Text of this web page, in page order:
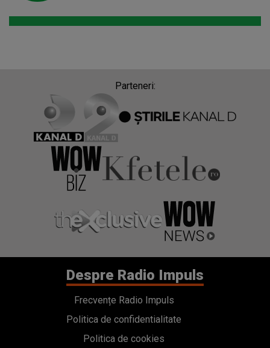
Parteneri:
Despre Radio Impuls
Frecvențe Radio Impuls
Politica de confidentialitate
Politica de cookies